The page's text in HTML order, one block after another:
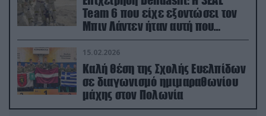
Team 6 που είχε εξοντώσει τον
Μπιν Λάντεν ήταν αυτή που
διέσωσε τον πιλότο του F-15
15.02.2026
Καλή θέση της Σχολής Ευελπίδων
σε διαγωνισμό ημιμαραθωνίου
μάχης στον Πολωνία